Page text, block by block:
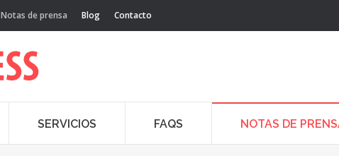
Notas de prensa Blog Contacto
SERVICIOS FAQS NOTAS DE